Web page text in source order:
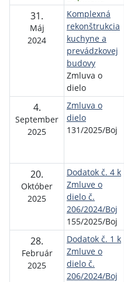
31.
Máj
2024
Komplexná
rekonštrukcia
kuchyne a
prevádzkovej
budovy
Zmluva o
dielo
4.
September
2025
Zmluva o
dielo
131/2025/Boj
20.
Október
2025
Dodatok č. 4 k
Zmluve o
dielo č.
206/2024/Boj
155/2025/Boj
28.
Február
2025
Dodatok č. 1 k
Zmluve o
dielo č.
206/2024/Boj